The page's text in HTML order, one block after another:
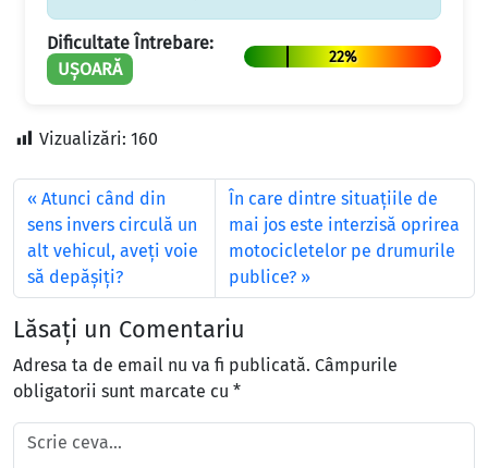
Dificultate Întrebare:
UȘOARĂ
22%
Vizualizări: 160
Atunci când din
sens invers circulă un
alt vehicul, aveţi voie
să depăşiţi?
În care dintre situaţiile de
mai jos este interzisă oprirea
motocicletelor pe drumurile
publice?
Lăsați un Comentariu
Adresa ta de email nu va fi publicată. Câmpurile
obligatorii sunt marcate cu *